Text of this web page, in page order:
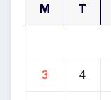
M T
3 4